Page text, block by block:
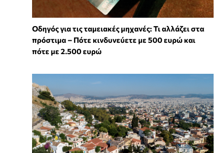
Οδηγός για τις ταμειακές μηχανές: Τι αλλάζει στα
πρόστιμα – Πότε κινδυνεύετε με 500 ευρώ και
πότε με 2.500 ευρώ